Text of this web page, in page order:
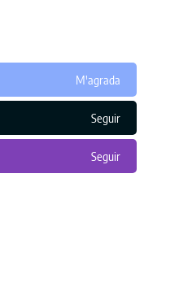
M'agrada
Seguir
Seguir